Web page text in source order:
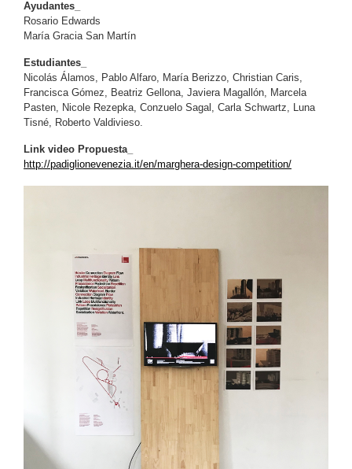
Ayudantes_
Rosario Edwards
María Gracia San Martín
Estudiantes_
Nicolás Álamos, Pablo Alfaro, María Berizzo, Christian Caris,
Francisca Gómez, Beatriz Gellona, Javiera Magallón, Marcela
Pasten, Nicole Rezepka, Conzuelo Sagal, Carla Schwartz, Luna
Tisné, Roberto Valdivieso.
Link video Propuesta_
http://padiglionevenezia.it/en/marghera-design-competition/